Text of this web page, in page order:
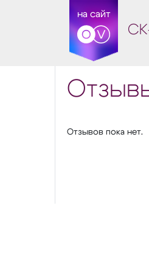
на сайт
Отзывов пока нет.